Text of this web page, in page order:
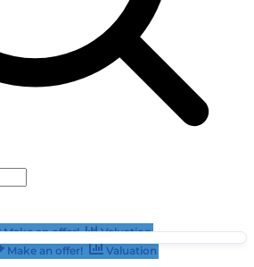
Make an offer!
Valuation
Make an offer! Valuation